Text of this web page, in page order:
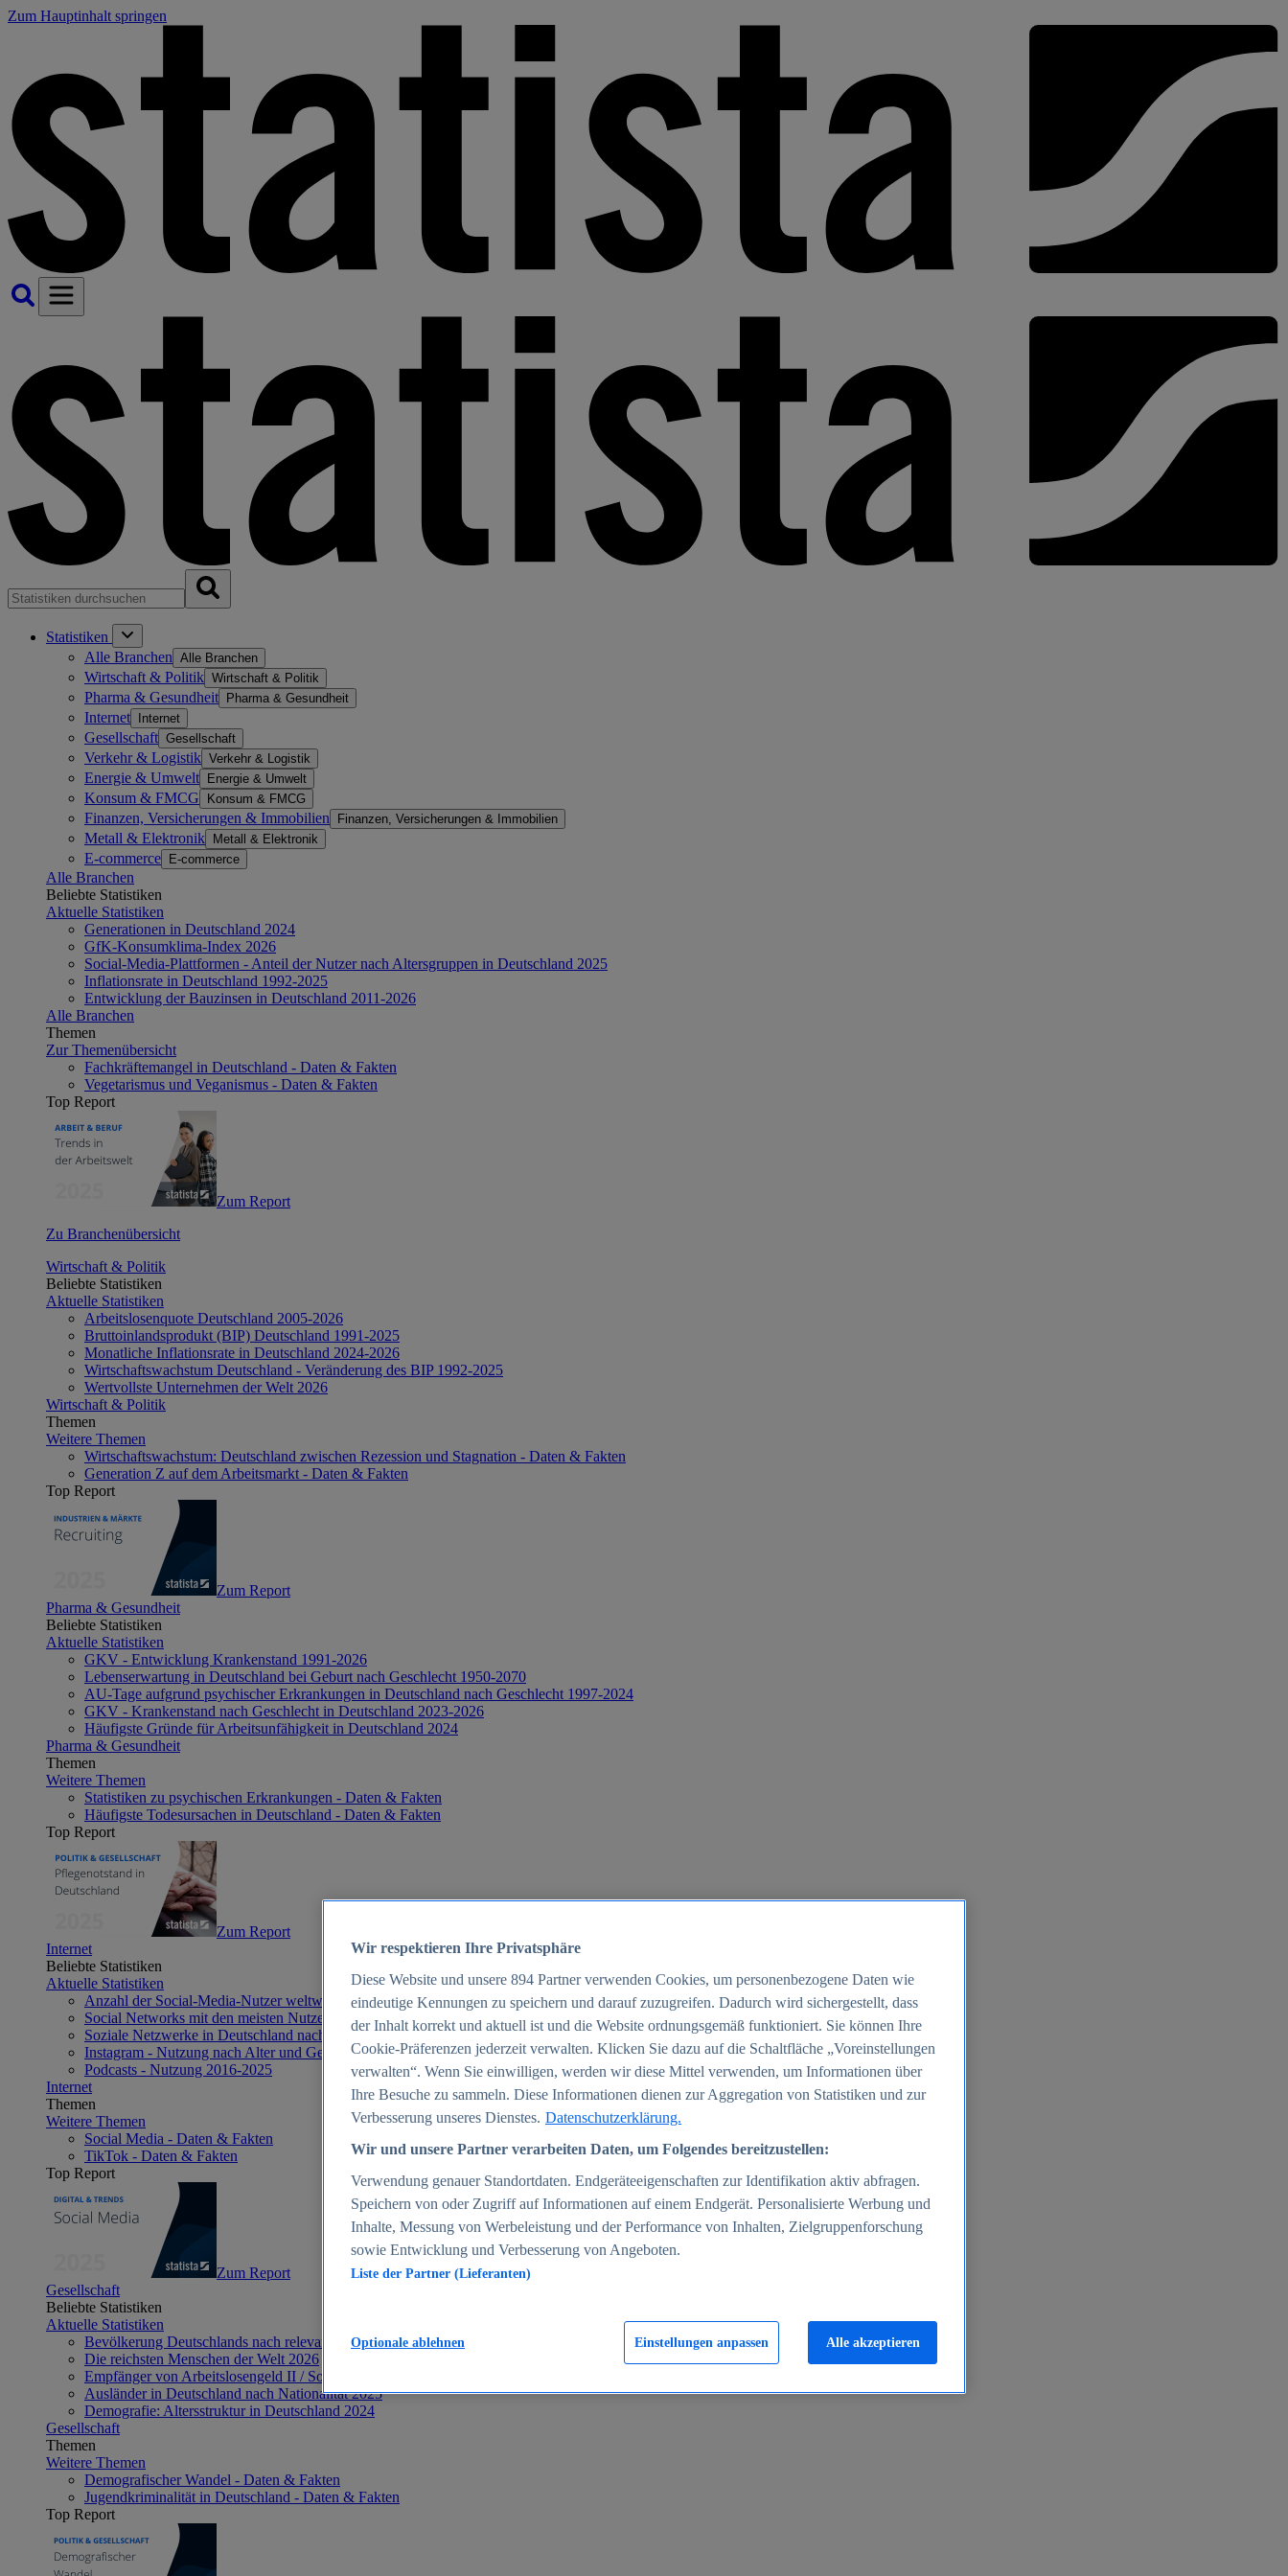
Zum Hauptinhalt springen
Statistiken
Alle Branchen Alle Branchen
Wirtschaft & Politik Wirtschaft & Politik
Pharma & Gesundheit Pharma & Gesundheit
Internet Internet
Gesellschaft Gesellschaft
Verkehr & Logistik Verkehr & Logistik
Energie & Umwelt Energie & Umwelt
Konsum & FMCG Konsum & FMCG
Finanzen, Versicherungen & Immobilien Finanzen, Versicherungen & Immobilien
Metall & Elektronik Metall & Elektronik
E-commerce E-commerce
Alle Branchen
Beliebte Statistiken
Aktuelle Statistiken
Generationen in Deutschland 2024
GfK-Konsumklima-Index 2026
Social-Media-Plattformen - Anteil der Nutzer nach Altersgruppen in Deutschland 2025
Inflationsrate in Deutschland 1992-2025
Entwicklung der Bauzinsen in Deutschland 2011-2026
Alle Branchen
Themen
Zur Themenübersicht
Fachkräftemangel in Deutschland - Daten & Fakten
Vegetarismus und Veganismus - Daten & Fakten
Top Report
Zum Report
Zu Branchenübersicht
Wirtschaft & Politik
Beliebte Statistiken
Aktuelle Statistiken
Arbeitslosenquote Deutschland 2005-2026
Bruttoinlandsprodukt (BIP) Deutschland 1991-2025
Monatliche Inflationsrate in Deutschland 2024-2026
Wirtschaftswachstum Deutschland - Veränderung des BIP 1992-2025
Wertvollste Unternehmen der Welt 2026
Wirtschaft & Politik
Themen
Weitere Themen
Wirtschaftswachstum: Deutschland zwischen Rezession und Stagnation - Daten & Fakten
Generation Z auf dem Arbeitsmarkt - Daten & Fakten
Top Report
Zum Report
Pharma & Gesundheit
Beliebte Statistiken
Aktuelle Statistiken
GKV - Entwicklung Krankenstand 1991-2026
Lebenserwartung in Deutschland bei Geburt nach Geschlecht 1950-2070
AU-Tage aufgrund psychischer Erkrankungen in Deutschland nach Geschlecht 1997-2024
GKV - Krankenstand nach Geschlecht in Deutschland 2023-2026
Häufigste Gründe für Arbeitsunfähigkeit in Deutschland 2024
Pharma & Gesundheit
Themen
Weitere Themen
Statistiken zu psychischen Erkrankungen - Daten & Fakten
Häufigste Todesursachen in Deutschland - Daten & Fakten
Top Report
Zum Report
Internet
Beliebte Statistiken
Aktuelle Statistiken
Anzahl der Social-Media-Nutzer weltweit 2012-2025
Social Networks mit den meisten Nutzern weltweit 2025
Soziale Netzwerke in Deutschland nach Generationen 2025
Instagram - Nutzung nach Alter und Geschlecht in Deutschland 2025
Podcasts - Nutzung 2016-2025
Internet
Themen
Weitere Themen
Social Media - Daten & Fakten
TikTok - Daten & Fakten
Top Report
Zum Report
Gesellschaft
Beliebte Statistiken
Aktuelle Statistiken
Bevölkerung Deutschlands nach relevanten Altersgruppen 2024
Die reichsten Menschen der Welt 2026
Empfänger von Arbeitslosengeld II / Sozialgeld / Bürgergeld in Deutschland 2005-2025
Ausländer in Deutschland nach Nationalität 2025
Demografie: Altersstruktur in Deutschland 2024
Gesellschaft
Themen
Weitere Themen
Demografischer Wandel - Daten & Fakten
Jugendkriminalität in Deutschland - Daten & Fakten
Top Report
Wir respektieren Ihre Privatsphäre
Diese Website und unsere 894 Partner verwenden Cookies, um personenbezogene Daten wie
eindeutige Kennungen zu speichern und darauf zuzugreifen. Dadurch wird sichergestellt, dass
der Inhalt korrekt und aktuell ist und die Website ordnungsgemäß funktioniert. Sie können Ihre
Cookie-Präferenzen jederzeit verwalten. Klicken Sie dazu auf die Schaltfläche „Voreinstellungen
verwalten“. Wenn Sie einwilligen, werden wir diese Mittel verwenden, um Informationen über
Ihre Besuche zu sammeln. Diese Informationen dienen zur Aggregation von Statistiken und zur
Verbesserung unseres Dienstes. Datenschutzerklärung.
Wir und unsere Partner verarbeiten Daten, um Folgendes bereitzustellen:
Verwendung genauer Standortdaten. Endgeräteeigenschaften zur Identifikation aktiv abfragen.
Speichern von oder Zugriff auf Informationen auf einem Endgerät. Personalisierte Werbung und
Inhalte, Messung von Werbeleistung und der Performance von Inhalten, Zielgruppenforschung
sowie Entwicklung und Verbesserung von Angeboten.
Liste der Partner (Lieferanten)
Einstellungen anpassen
Optionale ablehnen Alle akzeptieren